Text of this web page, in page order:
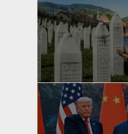
yazan
Bahri Ak